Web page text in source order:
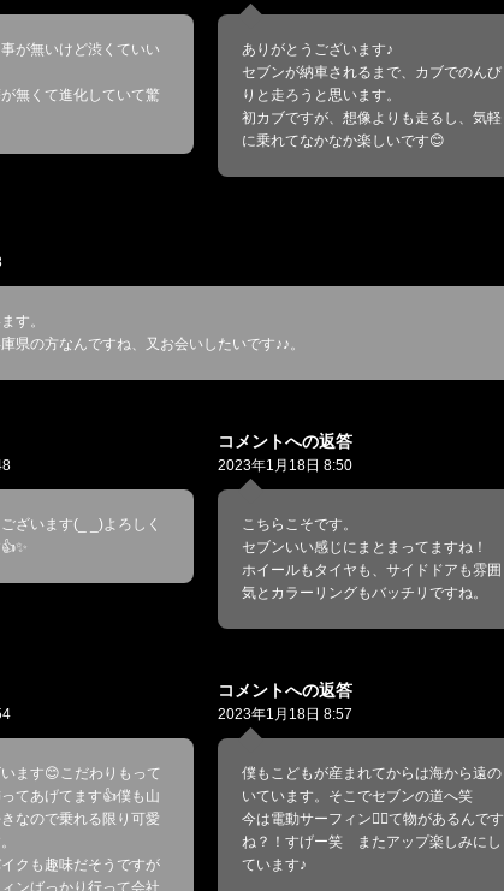
が無いけど渋くていい
無くて進化していて驚
ありがとうございます♪
セブンが納車されるまで、カブでのんび
りと走ろうと思います。
初カブですが、想像よりも走るし、気軽
に乗れてなかなか楽しいです😊
す。
県の方なんですね、又お会いしたいです♪♪。
ざいます(_ _)よろしく
コメントへの返答
2023年1月18日 8:50
こちらこそです。
セブンいい感じにまとまってますね！
ホイールもタイヤも、サイドドアも雰囲
気とカラーリングもバッチリですね。
ます😊こだわりもって
てあげてます👍僕も山
なので乗れる限り可愛
クも趣味だそうですが
ンばっかり行って会社
コメントへの返答
2023年1月18日 8:57
僕もこどもが産まれてからは海から遠の
いています。そこでセブンの道へ笑
今は電動サーフィン🏄‍♂️て物があるんです
ね？！すげー笑 またアップ楽しみにし
ています♪